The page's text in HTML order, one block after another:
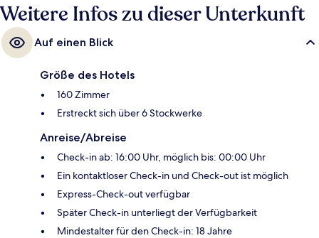
kurzen Fußmarsch von den öffentlichen Verkehrsmitteln entfernt: Zur
U-Bahn (Station County Center - Little Italy) sind es 7 Minuten.
Weitere Infos zu dieser Unterkunft
Auf einen Blick
Größe des Hotels
160 Zimmer
Erstreckt sich über 6 Stockwerke
Anreise/Abreise
Check-in ab: 16:00 Uhr, möglich bis: 00:00 Uhr
Ein kontaktloser Check-in und Check-out ist möglich
Express-Check-out verfügbar
Später Check-in unterliegt der Verfügbarkeit
Mindestalter für den Check-in: 18 Jahre